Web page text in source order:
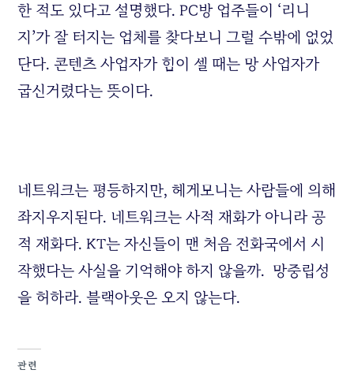
한 적도 있다고 설명했다. PC방 업주들이 ‘리니
지’가 잘 터지는 업체를 찾다보니 그럴 수밖에 없었
단다. 콘텐츠 사업자가 힘이 셀 때는 망 사업자가
굽신거렸다는 뜻이다.
네트워크는 평등하지만, 헤게모니는 사람들에 의해
좌지우지된다. 네트워크는 사적 재화가 아니라 공
적 재화다. KT는 자신들이 맨 처음 전화국에서 시
작했다는 사실을 기억해야 하지 않을까. 망중립성
을 허하라. 블랙아웃은 오지 않는다.
관련